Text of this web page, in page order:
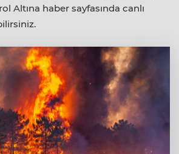
Altına haber sayfasında canlı